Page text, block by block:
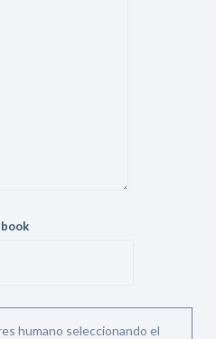
humano seleccionando el